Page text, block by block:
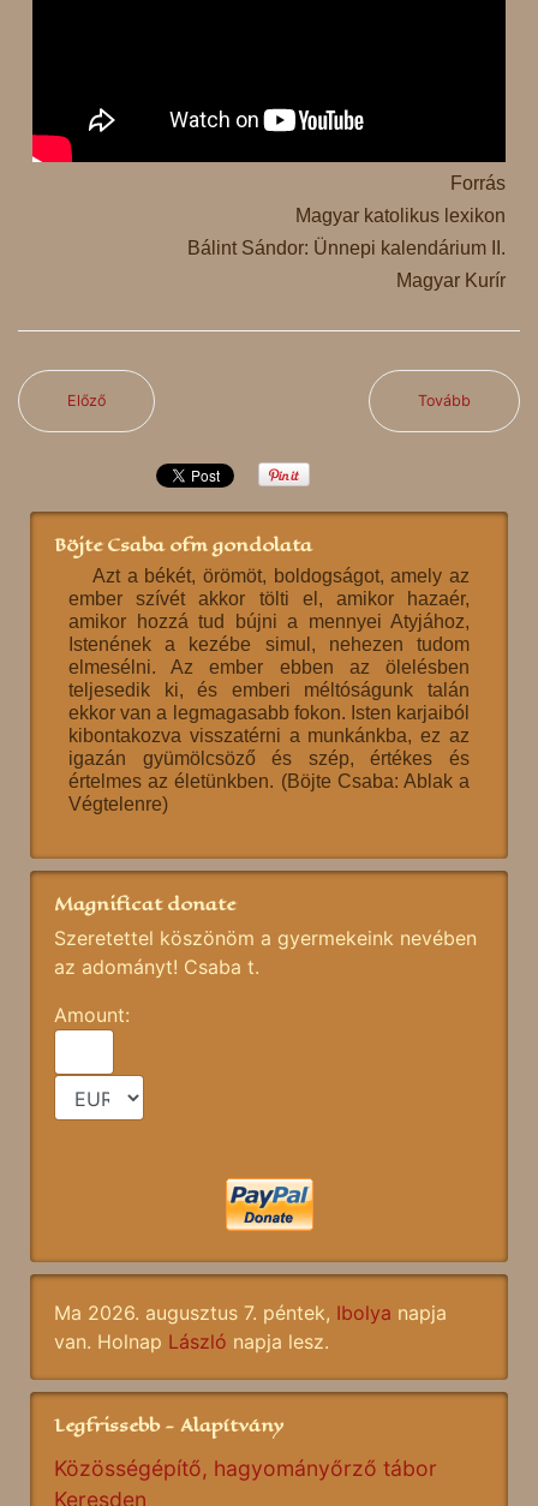
Forrás
Magyar katolikus lexikon
Bálint Sándor: Ünnepi kalendárium II.
Magyar Kurír
Előző Tovább
Böjte Csaba ofm gondolata
Azt a békét, örömöt, boldogságot, amely az
ember szívét akkor tölti el, amikor hazaér,
amikor hozzá tud bújni a mennyei Atyjához,
Istenének a kezébe simul, nehezen tudom
elmesélni. Az ember ebben az ölelésben
teljesedik ki, és emberi méltóságunk talán
ekkor van a legmagasabb fokon. Isten karjaiból
kibontakozva visszatérni a munkánkba, ez az
igazán gyümölcsöző és szép, értékes és
értelmes az életünkben. (Böjte Csaba: Ablak a
Végtelenre)
Magnificat donate
Szeretettel köszönöm a gyermekeink nevében
az adományt! Csaba t.
Amount:
Ma 2026. augusztus 7. péntek, Ibolya napja
van. Holnap László napja lesz.
Legfrissebb - Alapítvány
Közösségépítő, hagyományőrző tábor
Keresden